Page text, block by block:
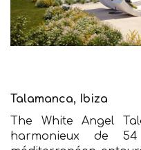
Talamanca, Ibiza
The White Angel
harmonieux de